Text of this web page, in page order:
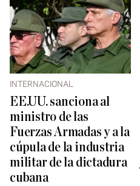
INTERNACIONAL
EE.UU. sanciona al
ministro de las
Fuerzas Armadas y a la
cúpula de la industria
militar de la dictadura
cubana